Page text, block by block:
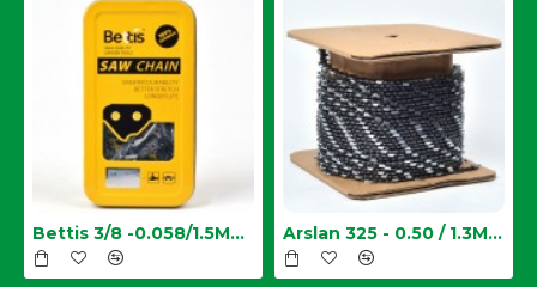
Bettis 3/8 -0.058/1.5MM-34 Diş Testere Zinciri Arslan 325 - 0.50 / 1.3MM Top Zincir